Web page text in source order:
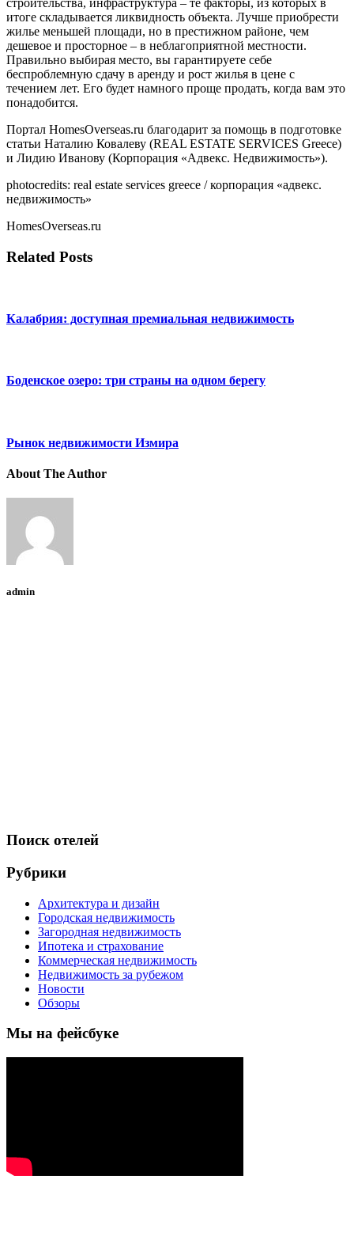
итоге складывается ликвидность объекта. Лучше приобрести
жилье меньшей площади, но в престижном районе, чем
дешевое и просторное – в неблагоприятной местности.
Правильно выбирая место, вы гарантируете себе
беспроблемную сдачу в аренду и рост жилья в цене с
течением лет. Его будет намного проще продать, когда вам это
понадобится.
Портал HomesOverseas.ru благодарит за помощь в подготовке
статьи Наталию Ковалеву (REAL ESTATE SERVICES Greece)
и Лидию Иванову (Корпорация «Адвекс. Недвижимость»).
photocredits: real estate services greece / корпорация «адвекс.
недвижимость»
HomesOverseas.ru
Related Posts
Калабрия: доступная премиальная недвижимость
Боденское озеро: три страны на одном берегу
Рынок недвижимости Измира
About The Author
admin
Поиск отелей
Рубрики
Архитектура и дизайн
Городская недвижимость
Загородная недвижимость
Ипотека и страхование
Коммерческая недвижимость
Недвижимость за рубежом
Новости
Обзоры
Мы на фейсбуке